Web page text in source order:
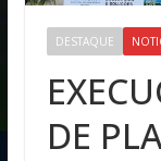
DESTAQUE
DE